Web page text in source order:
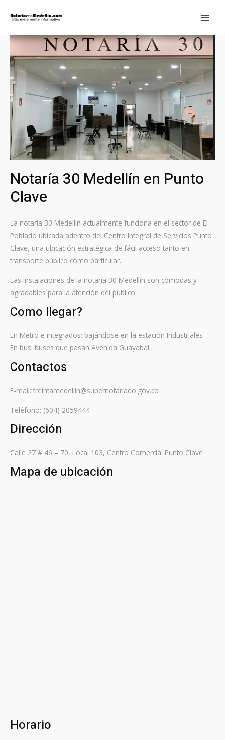
Notaría 30 Medellín en Punto
Clave
La notaría 30 Medellín actualmente funciona en el sector de El
Poblado ubicada adentro del Centro Integral de Servicios Punto
Clave, una ubicación estratégica de fácil acceso tanto en
transporte público como particular.
Las instalaciones de la notaría 30 Medellín son cómodas y
agradables para la atención del público.
Como llegar?
En Metro e integrados: bajándose en la estación Industriales
En bus: buses que pasan Avenida Guayabal .
Contactos
E-mail: treintamedellin@supernotariado.gov.co
Teléfono: (604) 2059444
Dirección
Calle 27 # 46 – 70, Local 103, Centro Comercial Punto Clave
Mapa de ubicación
Horario